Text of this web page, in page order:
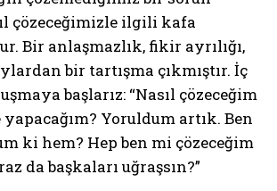
çözeceğimizle ilgili kafa
Bir anlaşmazlık, fikir ayrılığı,
bir tartışma çıkmıştır. İç
başlarız: “Nasıl çözeceğim
yapacağım? Yoruldum artık. Ben
ki hem? Hep ben mi çözeceğim
da başkaları uğraşsın?”